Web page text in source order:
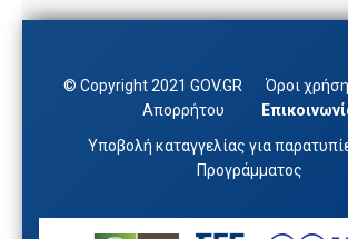
© Copyright 2021 GOV.GR
Όροι
Απορρήτου
Υποβολή καταγγελίας για
Προγράμματος